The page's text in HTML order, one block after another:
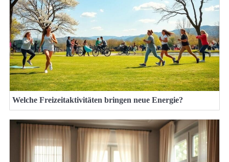
Welche Freizeitaktivitäten bringen neue Energie?